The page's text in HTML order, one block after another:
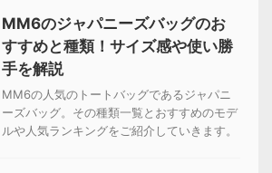
MM6のジャパニーズバッグのお
すすめと種類！サイズ感や使い勝
手を解説
MM6の人気のトートバッグであるジャパニ
ーズバッグ。その種類一覧とおすすめのモデ
ルや人気ランキングをご紹介していきます。